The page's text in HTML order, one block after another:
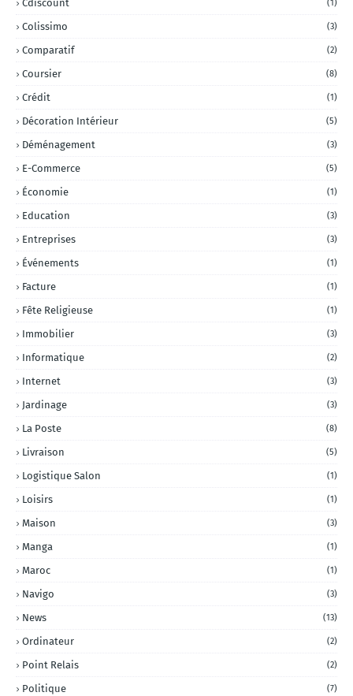
Cdiscount (1)
Colissimo (3)
Comparatif (2)
Coursier (8)
Crédit (1)
Décoration Intérieur (5)
Déménagement (3)
E-Commerce (5)
Économie (1)
Education (3)
Entreprises (3)
Événements (1)
Facture (1)
Fête Religieuse (1)
Immobilier (3)
Informatique (2)
Internet (3)
Jardinage (3)
La Poste (8)
Livraison (5)
Logistique Salon (1)
Loisirs (1)
Maison (3)
Manga (1)
Maroc (1)
Navigo (3)
News (13)
Ordinateur (2)
Point Relais (2)
Politique (7)